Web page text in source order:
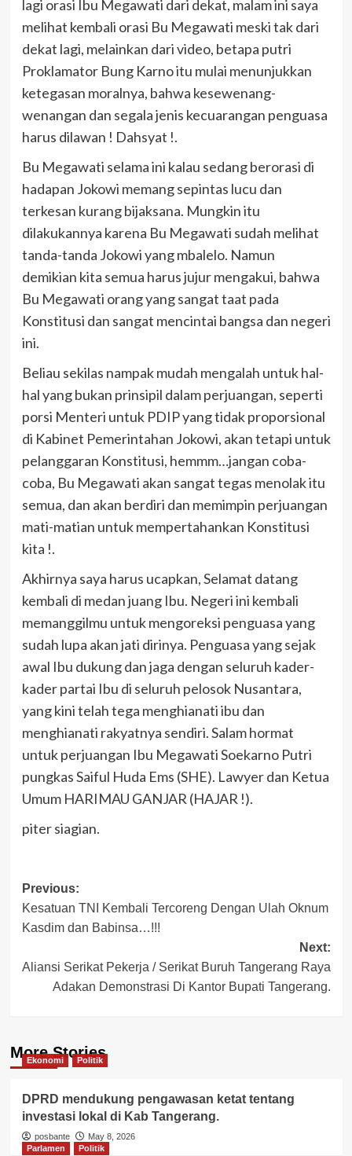
lagi orasi Ibu Megawati dari dekat, malam ini saya
melihat kembali orasi Bu Megawati meski tak dari
dekat lagi, melainkan dari video, betapa putri
Proklamator Bung Karno itu mulai menunjukkan
ketegasan moralnya, bahwa kesewenang-
wenangan dan segala jenis kecuarangan penguasa
harus dilawan ! Dahsyat !.
Bu Megawati selama ini kalau sedang berorasi di
hadapan Jokowi memang sepintas lucu dan
terkesan kurang bijaksana. Mungkin itu
dilakukannya karena Bu Megawati sudah melihat
tanda-tanda Jokowi yang mbalelo. Namun
demikian kita semua harus jujur mengakui, bahwa
Bu Megawati orang yang sangat taat pada
Konstitusi dan sangat mencintai bangsa dan negeri
ini.
Beliau sekilas nampak mudah mengalah untuk hal-
hal yang bukan prinsipil dalam perjuangan, seperti
porsi Menteri untuk PDIP yang tidak proporsional
di Kabinet Pemerintahan Jokowi, akan tetapi untuk
pelanggaran Konstitusi, hemmm…jangan coba-
coba, Bu Megawati akan sangat tegas menolak itu
semua, dan akan berdiri dan memimpin perjuangan
mati-matian untuk mempertahankan Konstitusi
kita !.
Akhirnya saya harus ucapkan, Selamat datang
kembali di medan juang Ibu. Negeri ini kembali
memanggilmu untuk mengoreksi penguasa yang
sudah lupa akan jati dirinya. Penguasa yang sejak
awal Ibu dukung dan jaga dengan seluruh kader-
kader partai Ibu di seluruh pelosok Nusantara,
yang kini telah tega menghianati ibu dan
menghianati rakyatnya sendiri. Salam hormat
untuk perjuangan Ibu Megawati Soekarno Putri
pungkas Saiful Huda Ems (SHE). Lawyer dan Ketua
Umum HARIMAU GANJAR (HAJAR !).
piter siagian.
Post
navigation
Previous:
Kesatuan TNI Kembali Tercoreng Dengan Ulah Oknum
Kasdim dan Babinsa…!!!
Next:
Aliansi Serikat Pekerja / Serikat Buruh Tangerang Raya
Adakan Demonstrasi Di Kantor Bupati Tangerang.
More Stories
Ekonomi Politik
DPRD mendukung pengawasan ketat tentang
investasi lokal di Kab Tangerang.
posbante
May 8, 2026
Parlamen
Politik